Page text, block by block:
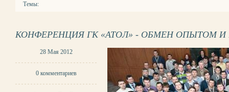
Темы:
КОНФЕРЕНЦИЯ ГК «АТОЛ» - ОБМЕН ОПЫТОМ И
28 Мая 2012
0 комментариев